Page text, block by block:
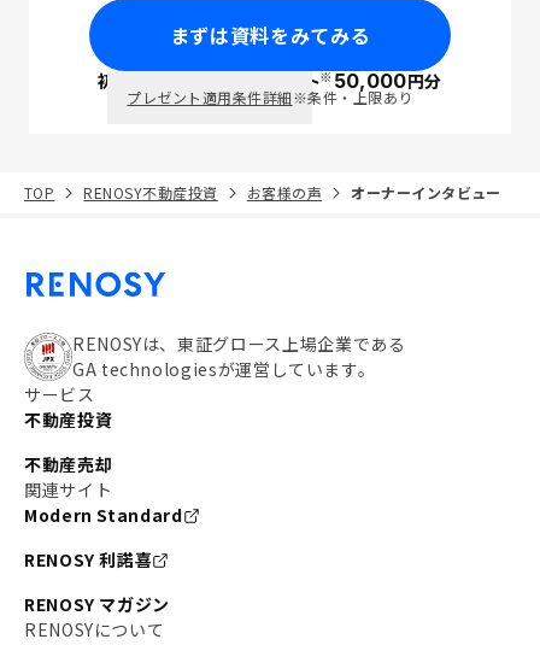
まずは資料をみてみる
初回面談で ポイント※50,000円分
プレゼント適用条件詳細※条件・上限あり
TOP RENOSY不動産投資 お客様の声 オーナーインタビュー
RENOSYは、東証グロース上場企業である
GA technologiesが運営しています。
サービス
不動産投資
不動産売却
関連サイト
Modern Standard
RENOSY 利諾喜
RENOSY マガジン
RENOSYについて